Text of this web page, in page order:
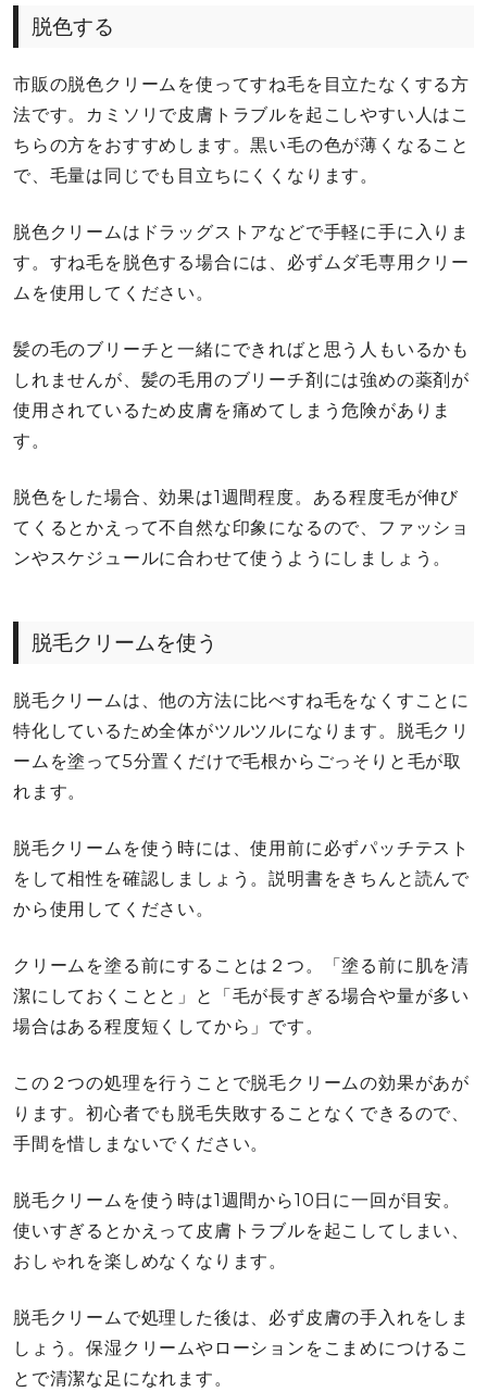
脱色する
市販の脱色クリームを使ってすね毛を目立たなくする方
法です。カミソリで皮膚トラブルを起こしやすい人はこ
ちらの方をおすすめします。黒い毛の色が薄くなること
で、毛量は同じでも目立ちにくくなります。
脱色クリームはドラッグストアなどで手軽に手に入りま
す。すね毛を脱色する場合には、必ずムダ毛専用クリー
ムを使用してください。
髪の毛のブリーチと一緒にできればと思う人もいるかも
しれませんが、髪の毛用のブリーチ剤には強めの薬剤が
使用されているため皮膚を痛めてしまう危険がありま
す。
脱色をした場合、効果は1週間程度。ある程度毛が伸び
てくるとかえって不自然な印象になるので、ファッショ
ンやスケジュールに合わせて使うようにしましょう。
脱毛クリームを使う
脱毛クリームは、他の方法に比べすね毛をなくすことに
特化しているため全体がツルツルになります。脱毛クリ
ームを塗って5分置くだけで毛根からごっそりと毛が取
れます。
脱毛クリームを使う時には、使用前に必ずパッチテスト
をして相性を確認しましょう。説明書をきちんと読んで
から使用してください。
クリームを塗る前にすることは２つ。「塗る前に肌を清
潔にしておくことと」と「毛が長すぎる場合や量が多い
場合はある程度短くしてから」です。
この２つの処理を行うことで脱毛クリームの効果があが
ります。初心者でも脱毛失敗することなくできるので、
手間を惜しまないでください。
脱毛クリームを使う時は1週間から10日に一回が目安。
使いすぎるとかえって皮膚トラブルを起こしてしまい、
おしゃれを楽しめなくなります。
脱毛クリームで処理した後は、必ず皮膚の手入れをしま
しょう。保湿クリームやローションをこまめにつけるこ
とで清潔な足になれます。